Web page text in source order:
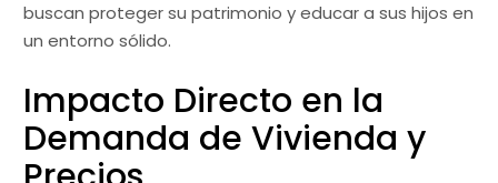
buscan proteger su patrimonio y educar a sus hijos en
un entorno sólido.
Impacto Directo en la
Demanda de Vivienda y